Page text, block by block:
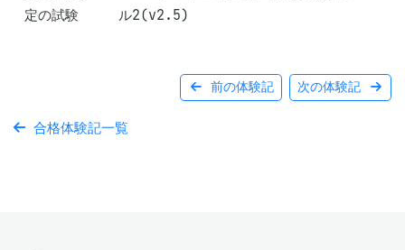
定の試験
ル2(v2.5)
前の体験記 次の体験記
合格体験記一覧